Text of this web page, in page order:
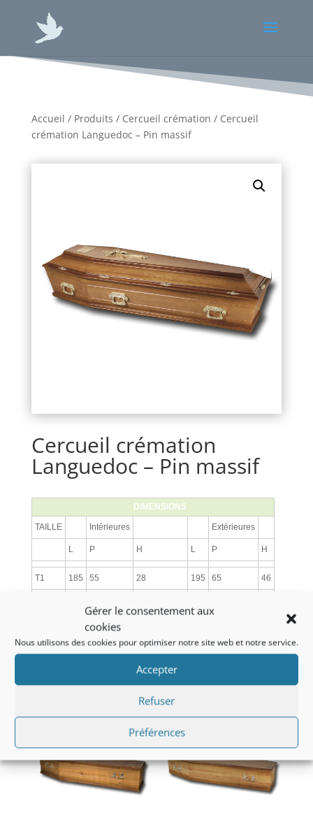
Gérer le consentement aux
cookies
Nous utilisons des cookies pour optimiser notre site web et notre service.
Accepter
Refuser
Préférences
Accueil / Produits / Cercueil crémation / Cercueil
crémation Languedoc – Pin massif
Cercueil crémation
Languedoc – Pin massif
DIMENSIONS
TAILLE Intérieures Extérieures
L P H L P H
T1 185 55 28 195 65 46
70
Produits similaires